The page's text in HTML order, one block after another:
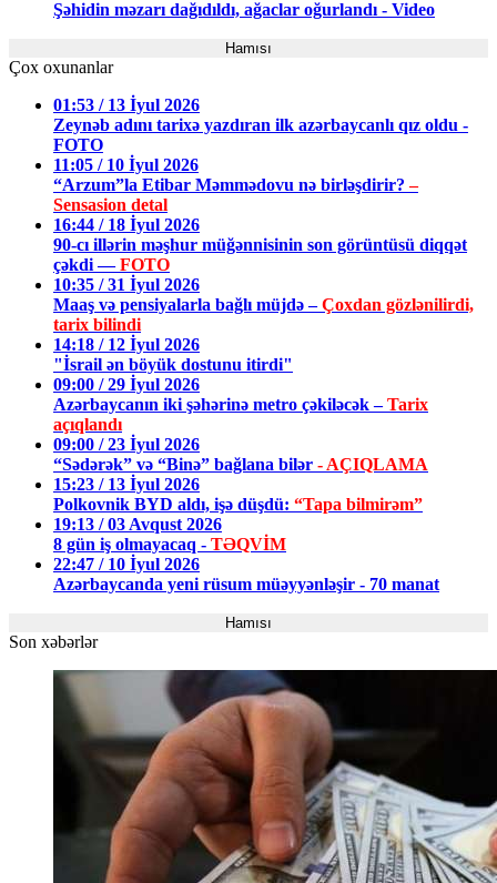
Şəhidin məzarı dağıdıldı, ağaclar oğurlandı - Video
Hamısı
Çox oxunanlar
01:53 / 13 İyul 2026
Zeynəb adını tarixə yazdıran ilk azərbaycanlı qız oldu -
FOTO
11:05 / 10 İyul 2026
“Arzum”la Etibar Məmmədovu nə birləşdirir?–
Sensasion detal
16:44 / 18 İyul 2026
90-cı illərin məşhur müğənnisinin son görüntüsü diqqət
çəkdi —FOTO
10:35 / 31 İyul 2026
Maaş və pensiyalarla bağlı müjdə –Çoxdan gözlənilirdi,
tarix bilindi
14:18 / 12 İyul 2026
"İsrail ən böyük dostunu itirdi"
09:00 / 29 İyul 2026
Azərbaycanın iki şəhərinə metro çəkiləcək –Tarix
açıqlandı
09:00 / 23 İyul 2026
“Sədərək” və “Binə” bağlana bilər - AÇIQLAMA
15:23 / 13 İyul 2026
Polkovnik BYD aldı, işə düşdü: “Tapa bilmirəm”
19:13 / 03 Avqust 2026
8 gün iş olmayacaq - TƏQVİM
22:47 / 10 İyul 2026
Azərbaycanda yeni rüsum müəyyənləşir - 70 manat
Hamısı
Son xəbərlər